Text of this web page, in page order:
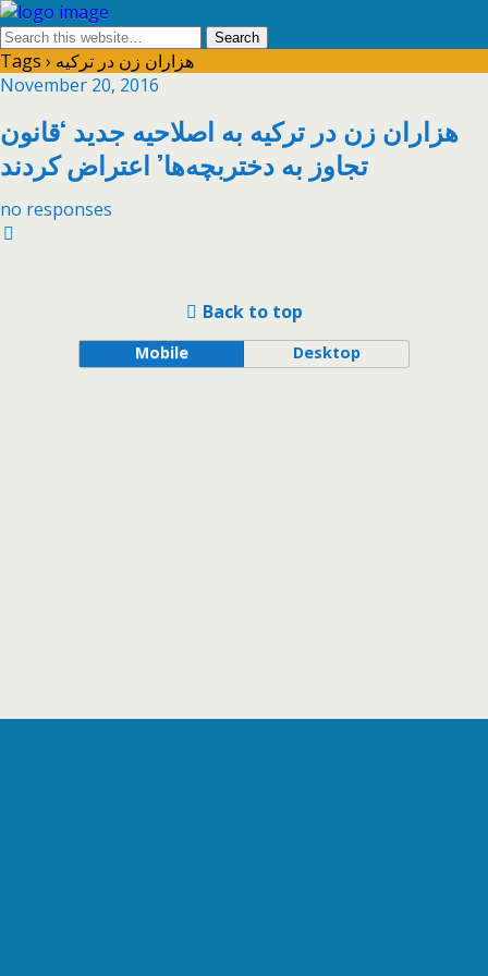
Tags › هزاران زن در ترکیه
November 20, 2016
هزاران زن در ترکیه به اصلاحیه جدید ‘قانون
تجاوز به دختربچه‌ها’ اعتراض کردند
no responses
Back to top
Mobile Desktop